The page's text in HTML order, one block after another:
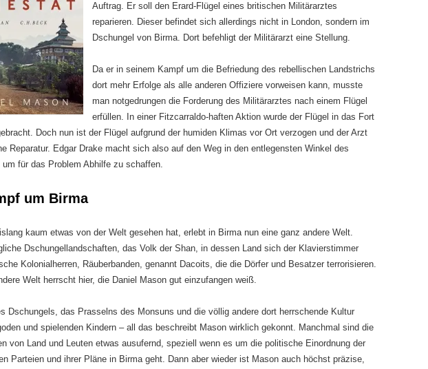
Auftrag. Er soll den Erard-Flügel eines britischen Militärarztes
reparieren. Dieser befindet sich allerdings nicht in London, sondern im
Dschungel von Birma. Dort befehligt der Militärarzt eine Stellung.
Da er in seinem Kampf um die Befriedung des rebellischen Landstrichs
dort mehr Erfolge als alle anderen Offiziere vorweisen kann, musste
man notgedrungen die Forderung des Militärarztes nach einem Flügel
erfüllen. In einer Fitzcarraldo-haften Aktion wurde der Flügel in das Fort
Doch nun ist der Flügel aufgrund der humiden Klimas vor Ort verzogen und der Arzt
Reparatur. Edgar Drake macht sich also auf den Weg in den entlegensten Winkel des
um für das Problem Abhilfe zu schaffen.
um Birma
kaum etwas von der Welt gesehen hat, erlebt in Birma nun eine ganz andere Welt.
Dschungellandschaften, das Volk der Shan, in dessen Land sich der Klavierstimmer
Kolonialherren, Räuberbanden, genannt Dacoits, die die Dörfer und Besatzer terrorisieren.
Welt herrscht hier, die Daniel Mason gut einzufangen weiß.
Dschungels, das Prasselns des Monsuns und die völlig andere dort herrschende Kultur
und spielenden Kindern – all das beschreibt Mason wirklich gekonnt. Manchmal sind die
von Land und Leuten etwas ausufernd, speziell wenn es um die politische Einordnung der
Parteien und ihrer Pläne in Birma geht. Dann aber wieder ist Mason auch höchst präzise,